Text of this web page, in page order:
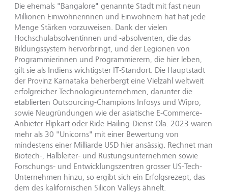
Die ehemals "Bangalore" genannte Stadt mit fast neun
Millionen Einwohnerinnen und Einwohnern hat hat jede
Menge Stärken vorzuweisen. Dank der vielen
Hochschulabsolventinnen und -absolventen, die das
Bildungssystem hervorbringt, und der Legionen von
Programmierinnen und Programmierern, die hier leben,
gilt sie als Indiens wichtigster IT-Standort. Die Hauptstadt
der Provinz Karnataka beherbergt eine Vielzahl weltweit
erfolgreicher Technologieunternehmen, darunter die
etablierten Outsourcing-Champions Infosys und Wipro,
sowie Neugründungen wie der asiatische E-Commerce-
Anbieter Flipkart oder Ride-Hailing-Dienst Ola. 2023 waren
mehr als 30 "Unicorns" mit einer Bewertung von
mindestens einer Milliarde USD hier ansässig. Rechnet man
Biotech-, Halbleiter- und Rüstungsunternehmen sowie
Forschungs- und Entwicklungszentren grosser US-Tech-
Unternehmen hinzu, so ergibt sich ein Erfolgsrezept, das
dem des kalifornischen Silicon Valleys ähnelt.